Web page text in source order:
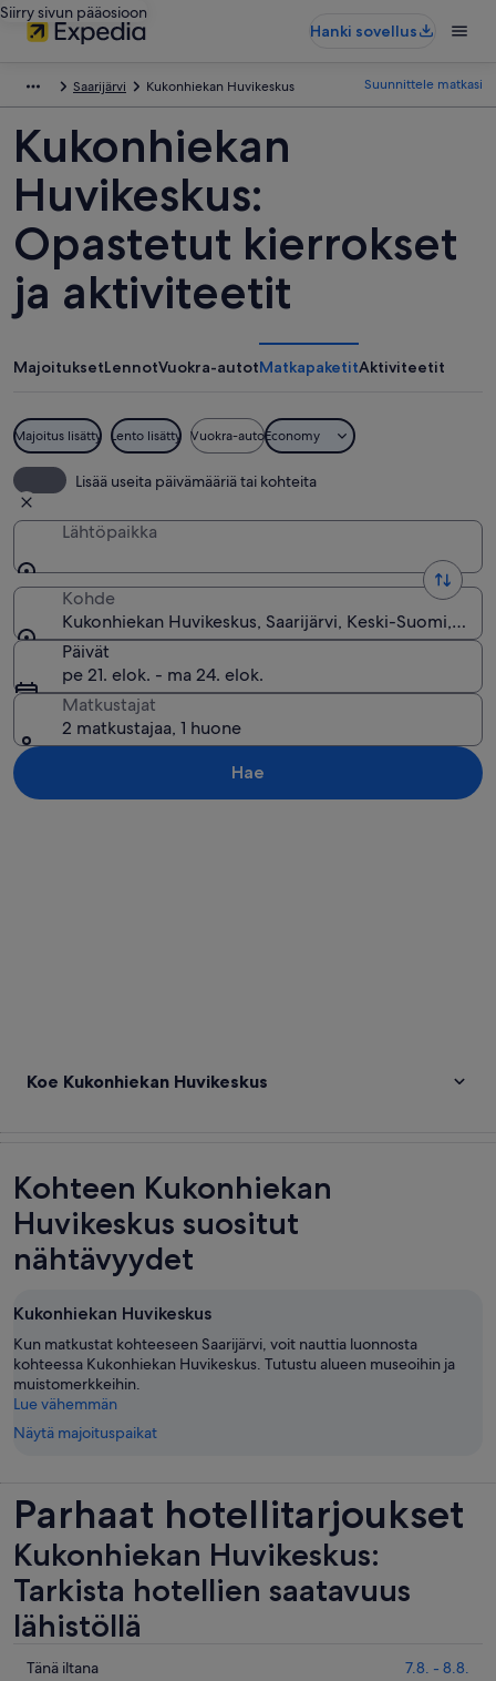
Siirry sivun pääosioon
Hanki sovellus
Saarijärvi Kukonhiekan Huvikeskus Suunnittele matkasi
Kukonhiekan
Huvikeskus:
Opastetut kierrokset
ja aktiviteetit
MajoituksetLennotVuokra-autotMatkapaketitAktiviteetit
Majoitus lisätty Lento lisätty Vuokra-autoEconomy
Lisää useita päivämääriä tai kohteita
Lähtöpaikka
Kohde
Kukonhiekan Huvikeskus, Saarijärvi, Keski-Suomi,
Päivät
pe 21. elok. - ma 24. elok.
Matkustajat
2 matkustajaa, 1 huone
Hae
Koe Kukonhiekan Huvikeskus
Kohteen Kukonhiekan
Huvikeskus suositut
nähtävyydet
Kukonhiekan Huvikeskus
Kun matkustat kohteeseen Saarijärvi, voit nauttia luonnosta
kohteessa Kukonhiekan Huvikeskus. Tutustu alueen museoihin ja
muistomerkkeihin.
Lue vähemmän
Näytä majoituspaikat
Parhaat hotellitarjoukset
Kukonhiekan Huvikeskus:
Tarkista hotellien saatavuus
lähistöllä
Tarkista
Tänä iltana 7.8. - 8.8.